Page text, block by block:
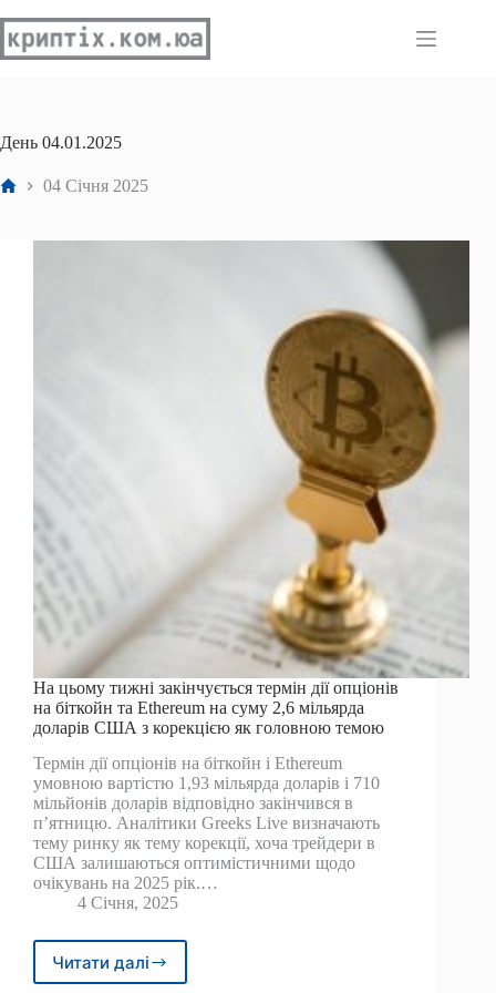
до
вмісту
День 04.01.2025
Головна
04 Січня 2025
На цьому тижні закінчується термін дії опціонів
на біткойн та Ethereum на суму 2,6 мільярда
доларів США з корекцією як головною темою
Термін дії опціонів на біткойн і Ethereum
умовною вартістю 1,93 мільярда доларів і 710
мільйонів доларів відповідно закінчився в
п’ятницю. Аналітики Greeks Live визначають
тему ринку як тему корекції, хоча трейдери в
США залишаються оптимістичними щодо
очікувань на 2025 рік.…
4 Січня, 2025
Читати далі
На